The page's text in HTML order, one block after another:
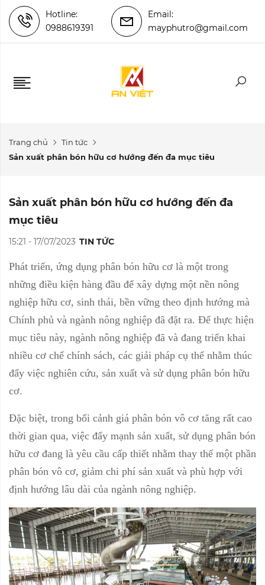
Hotline:
0988619391
Email:
mayphutro@gmail.com
Trang chủ
Tin tức
Sản xuất phân bón hữu cơ hướng đến đa mục tiêu
Sản xuất phân bón hữu cơ hướng đến đa
mục tiêu
15:21 - 17/07/2023 TIN TỨC
Phát triển, ứng dụng phân bón hữu cơ là một trong
những điều kiện hàng đầu để xây dựng một nền nông
nghiệp hữu cơ, sinh thái, bền vững theo định hướng mà
Chính phủ và ngành nông nghiệp đã đặt ra. Để thực hiện
mục tiêu này, ngành nông nghiệp đã và đang triển khai
nhiều cơ chế chính sách, các giải pháp cụ thể nhằm thúc
đẩy việc nghiên cứu, sản xuất và sử dụng phân bón hữu
cơ.
Đặc biệt, trong bối cảnh giá phân bón vô cơ tăng rất cao
thời gian qua, việc đẩy mạnh sản xuất, sử dụng phân bón
hữu cơ đang là yêu cầu cấp thiết nhằm thay thế một phần
phân bón vô cơ, giảm chi phí sản xuất và phù hợp với
định hướng lâu dài của ngành nông nghiệp.